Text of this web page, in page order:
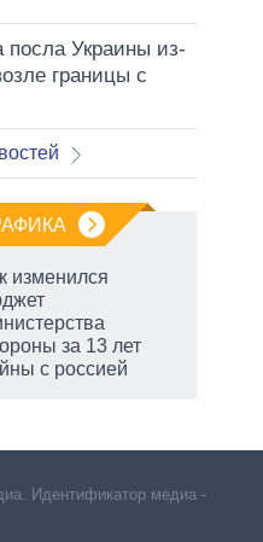
посла Украины из-
границы с
изменился
за 13 лет
с россией
Идентификатор медиа –